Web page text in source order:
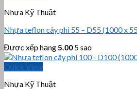
Nhựa Kỹ Thuật
Nhựa teflon cây phi 55 – D55 (1000 x
Được xếp hạng 5.00 5 sao
Quick View
Nhựa Kỹ Thuật